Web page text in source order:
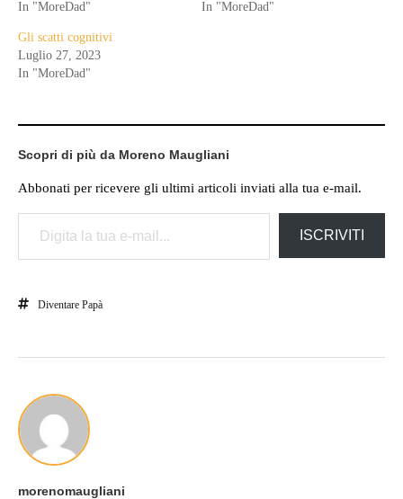
In "MoreDad"
In "MoreDad"
Gli scatti cognitivi
Luglio 27, 2023
In "MoreDad"
Scopri di più da Moreno Maugliani
Abbonati per ricevere gli ultimi articoli inviati alla tua e-mail.
Digita la tua e-mail...
ISCRIVITI
Diventare Papà
morenomaugliani